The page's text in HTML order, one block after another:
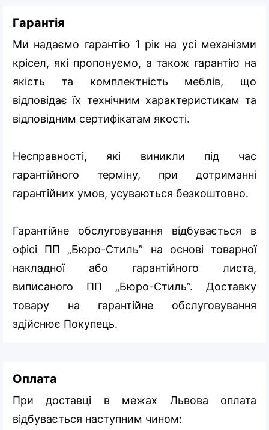
Гарантія
Ми надаємо гарантію 1 рік на усі механізми
крісел, які пропонуємо, а також гарантію на
якість та комплектність меблів, що
відповідає їх технічним характеристикам та
відповідним сертифікатам якості.
Несправності, які виникли під час
гарантійного терміну, при дотриманні
гарантійних умов, усуваються безкоштовно.
Гарантійне обслуговування відбувається в
офісі ПП „Бюро-Стиль” на основі товарної
накладної або гарантійного листа,
виписаного ПП „Бюро-Стиль”. Доставку
товару на гарантійне обслуговування
здійснює Покупець.
Оплата
При доставці в межах Львова оплата
відбувається наступним чином: